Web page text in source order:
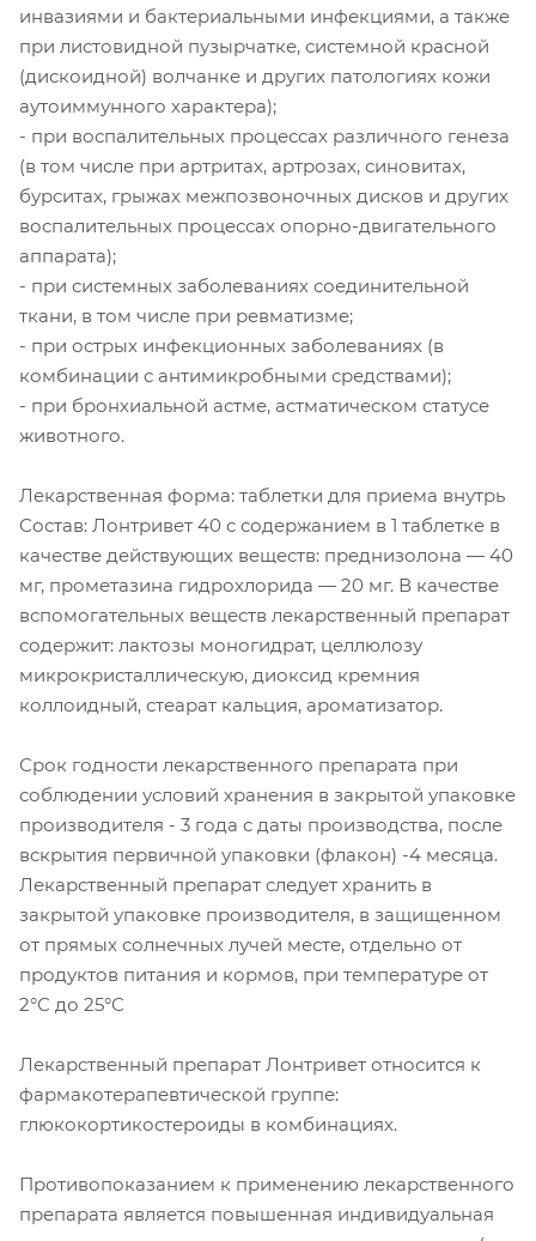
инвазиями и бактериальными инфекциями, а также
при листовидной пузырчатке, системной красной
(дискоидной) волчанке и других патологиях кожи
аутоиммунного характера);
- при воспалительных процессах различного генеза
(в том числе при артритах, артрозах, синовитах,
бурситах, грыжах межпозвоночных дисков и других
воспалительных процессах опорно-двигательного
аппарата);
- при системных заболеваниях соединительной
ткани, в том числе при ревматизме;
- при острых инфекционных заболеваниях (в
комбинации с антимикробными средствами);
- при бронхиальной астме, астматическом статусе
животного.
Лекарственная форма: таблетки для приема внутрь
Состав: Лонтривет 40 с содержанием в 1 таблетке в
качестве действующих веществ: преднизолона — 40
мг, прометазина гидрохлорида — 20 мг. В качестве
вспомогательных веществ лекарственный препарат
содержит: лактозы моногидрат, целлюлозу
микрокристаллическую, диоксид кремния
коллоидный, стеарат кальция, ароматизатор.
Срок годности лекарственного препарата при
соблюдении условий хранения в закрытой упаковке
производителя - 3 года с даты производства, после
вскрытия первичной упаковки (флакон) -4 месяца.
Лекарственный препарат следует хранить в
закрытой упаковке производителя, в защищенном
от прямых солнечных лучей месте, отдельно от
продуктов питания и кормов, при температуре от
2°С до 25°С
Лекарственный препарат Лонтривет относится к
фармакотерапевтической группе:
глюкокортикостероиды в комбинациях.
Противопоказанием к применению лекарственного
препарата является повышенная индивидуальная